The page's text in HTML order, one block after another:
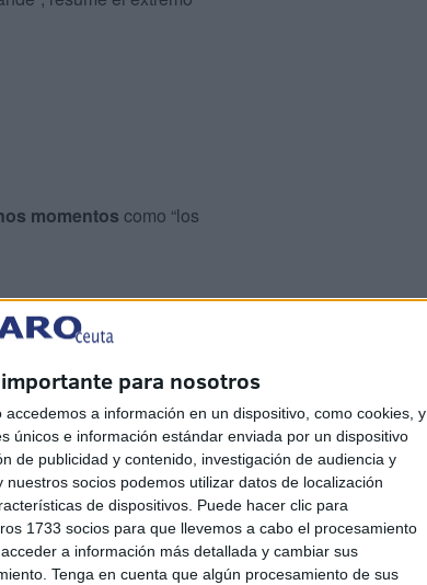
para nosotros
accedemos a información en un dispositivo, como cookies, y
únicos e información estándar enviada por un dispositivo
de publicidad y contenido, investigación de audiencia y
socios podemos utilizar datos de localización
de dispositivos. Puede hacer clic para
1733 socios para que llevemos a cabo el procesamiento
a información más detallada y cambiar sus
Tenga en cuenta que algún procesamiento de sus
momentos como “los
y de fútbol, tanto que lo han
Abdelatif que sigue